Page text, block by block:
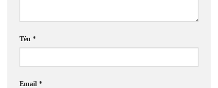
Tên *
Email *